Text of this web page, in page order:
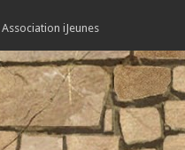
Association iJeunes